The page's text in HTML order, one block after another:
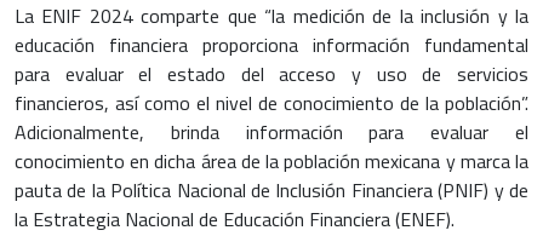
La ENIF 2024 comparte que “la medición de la inclusión y la
educación financiera proporciona información fundamental
para evaluar el estado del acceso y uso de servicios
financieros, así como el nivel de conocimiento de la población”.
Adicionalmente, brinda información para evaluar el
conocimiento en dicha área de la población mexicana y marca la
pauta de la Política Nacional de Inclusión Financiera (PNIF) y de
la Estrategia Nacional de Educación Financiera (ENEF).